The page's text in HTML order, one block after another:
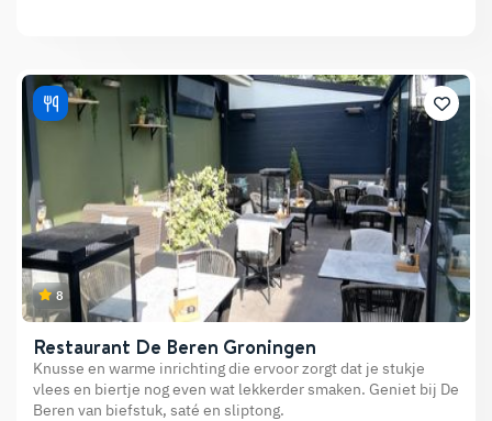
8
Restaurant De Beren Groningen
Knusse en warme inrichting die ervoor zorgt dat je stukje
vlees en biertje nog even wat lekkerder smaken. Geniet bij De
Beren van biefstuk, saté en sliptong.